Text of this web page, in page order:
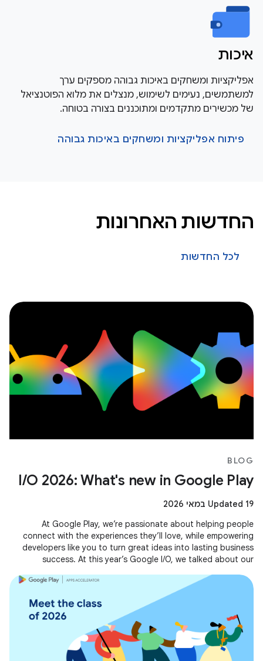
איכות
אפליקציות ומשחקים באיכות גבוהה מספקים ערך
למשתמשים, נעימים לשימוש, מנצלים את מלוא הפוטנציאל
של מכשירים מתקדמים ומתוכננים בצורה בטוחה.
פיתוח אפליקציות ומשחקים באיכות גבוהה
החדשות האחרונות
לכל החדשות
BLOG
I/O 2026: What's new in Google Play
Updated 19 במאי 2026
At Google Play, we’re passionate about helping people
connect with the experiences they’ll love, while empowering
developers like you to turn great ideas into lasting business
success. At this year’s Google I/O, we talked about our